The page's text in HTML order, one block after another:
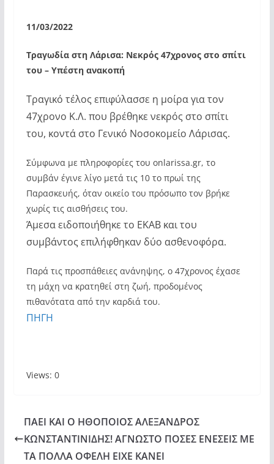
11/03/2022
Τραγωδία στη Λάρισα: Νεκρός 47χρονος στο σπίτι
του – Υπέστη ανακοπή
Τραγικό τέλος επιφύλασσε η μοίρα για τον
47χρονο Κ.Λ. που βρέθηκε νεκρός στο σπίτι
του, κοντά στο Γενικό Νοσοκομείο Λάρισας.
Σύμφωνα με πληροφορίες του onlarissa.gr, το
συμβάν έγινε λίγο μετά τις 10 το πρωί της
Παρασκευής, όταν οικείο του πρόσωπο τον βρήκε
χωρίς τις αισθήσεις του.
Άμεσα ειδοποιήθηκε το ΕΚΑΒ και του
συμβάντος επιλήφθηκαν δύο ασθενοφόρα.
Παρά τις προσπάθειες ανάνηψης, ο 47χρονος έχασε
τη μάχη να κρατηθεί στη ζωή, προδομένος
πιθανότατα από την καρδιά του.
ΠΗΓΗ
Views: 0
ΠΑΕΙ ΚΑΙ Ο ΗΘΟΠΟΙΟΣ ΑΛΕΞΑΝΔΡΟΣ
ΚΩΝΣΤΑΝΤΙΝΙΔΗΣ! ΑΓΝΩΣΤΟ ΠΟΣΕΣ ΕΝΕΣΕΙΣ ΜΕ
ΤΑ ΠΟΛΛΑ ΟΦΕΛΗ ΕΙΧΕ ΚΑΝΕΙ